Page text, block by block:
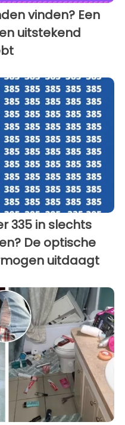
vinden? Een
uitstekend
335 in slechts
De optische
uitdaagt